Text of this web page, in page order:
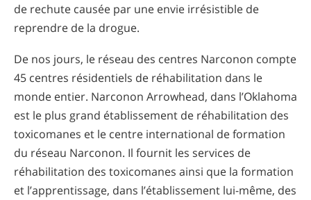
de rechute causée par une envie irrésistible de
reprendre de la drogue.
De nos jours, le réseau des centres Narconon compte
45 centres résidentiels de réhabilitation dans le
monde entier. Narconon Arrowhead, dans l’Oklahoma
est le plus grand établissement de réhabilitation des
toxicomanes et le centre international de formation
du réseau Narconon. Il fournit les services de
réhabilitation des toxicomanes ainsi que la formation
et l’apprentissage, dans l’établissement lui-même, des